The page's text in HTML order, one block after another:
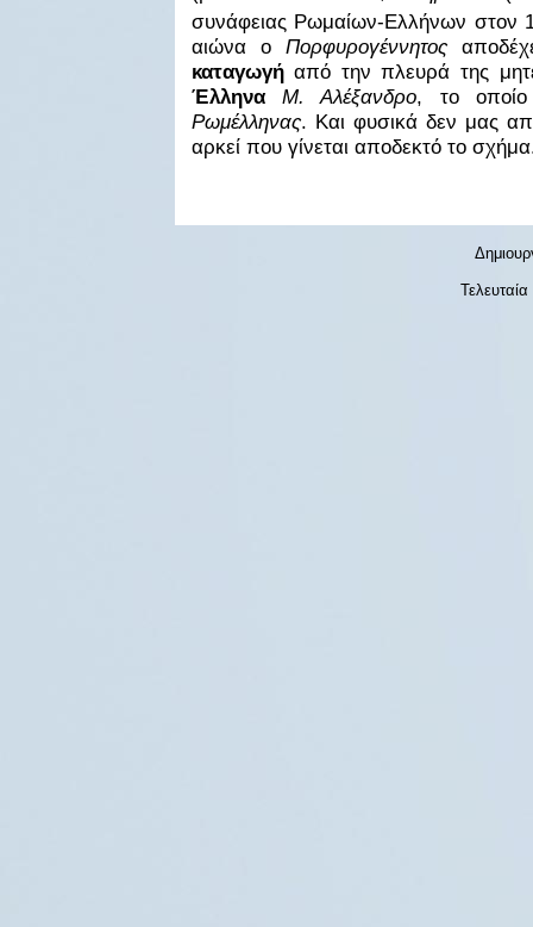
συνάφειας Ρωμαίων-Ελλήνων στον
αιώνα ο Πορφυρογέννητος
καταγωγήαπό την πλευρά της
Έλληνα
Μ. Αλέξανδρο, το οποίο
Ρωμέλληνας. Και φυσικά δεν μας
αρκεί που γίνεται αποδεκτό το